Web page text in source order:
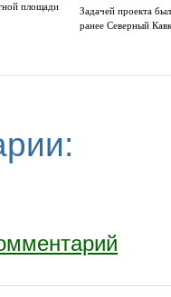
площади
Задачей проекта
ранее Северный